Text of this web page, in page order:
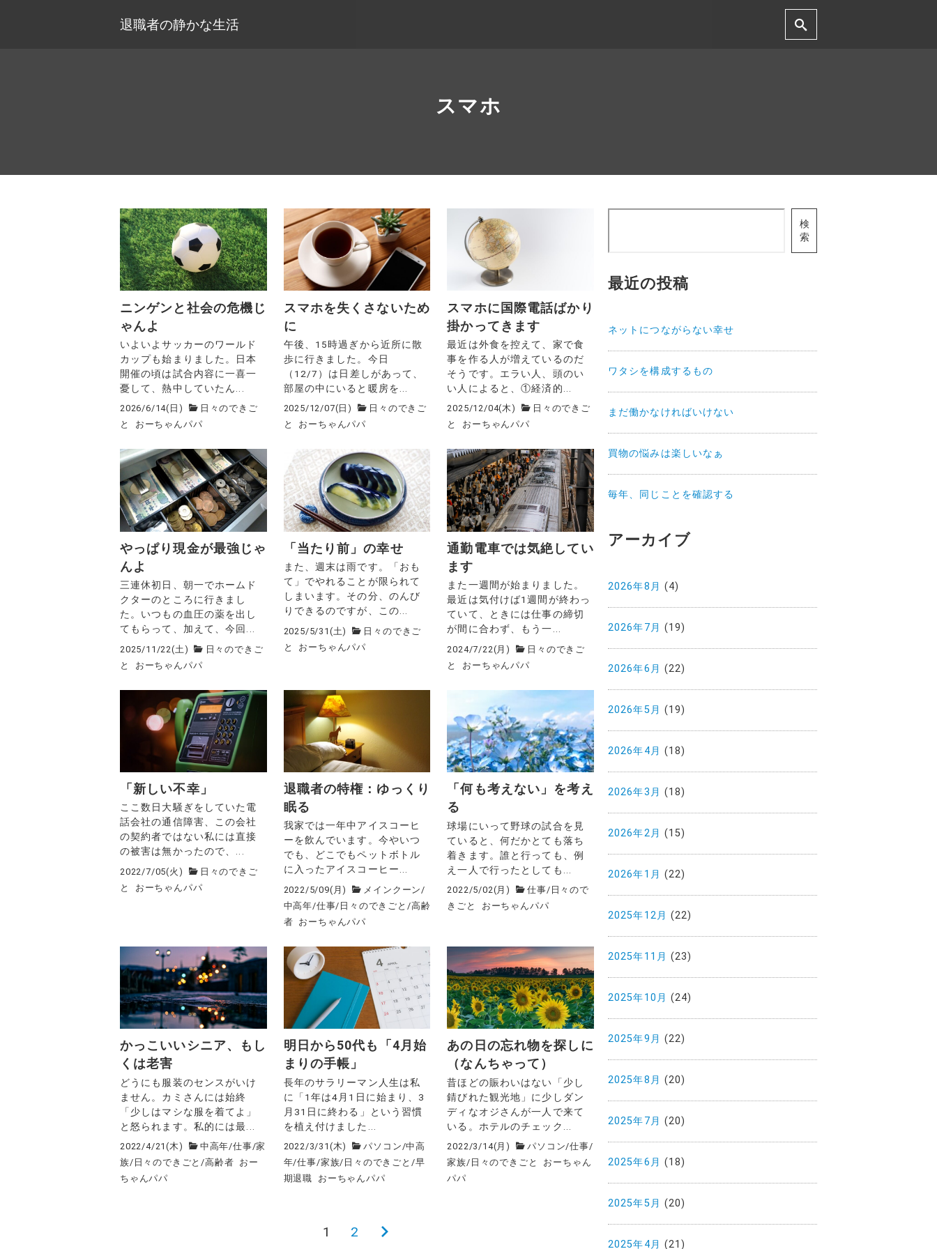
退職者の静かな生活
スマホ
ニンゲンと社会の危機じ
ゃんよ
いよいよサッカーのワールド
カップも始まりました。日本
開催の頃は試合内容に一喜一
憂して、熱中していたん...
2026/6/14(日)
日々のできご
と
おーちゃんパパ
スマホを失くさないため
に
午後、15時過ぎから近所に散
歩に行きました。今日
（12/7）は日差しがあって、
部屋の中にいると暖房を...
2025/12/07(日)
日々のできご
と
おーちゃんパパ
スマホに国際電話ばかり
掛かってきます
最近は外食を控えて、家で食
事を作る人が増えているのだ
そうです。エラい人、頭のい
い人によると、①経済的...
2025/12/04(木)
日々のできご
と
おーちゃんパパ
やっぱり現金が最強じゃ
んよ
三連休初日、朝一でホームド
クターのところに行きまし
た。いつもの血圧の薬を出し
てもらって、加えて、今回...
2025/11/22(土)
日々のできご
と
おーちゃんパパ
「当たり前」の幸せ
また、週末は雨です。「おも
て」でやれることが限られて
しまいます。その分、のんび
りできるのですが、この...
2025/5/31(土)
日々のできご
と
おーちゃんパパ
通勤電車では気絶してい
ます
また一週間が始まりました。
最近は気付けば1週間が終わっ
ていて、ときには仕事の締切
が間に合わず、もう一...
2024/7/22(月)
日々のできご
と
おーちゃんパパ
「新しい不幸」
ここ数日大騒ぎをしていた電
話会社の通信障害、この会社
の契約者ではない私には直接
の被害は無かったので、...
2022/7/05(火)
日々のできご
と
おーちゃんパパ
退職者の特権：ゆっくり
眠る
我家では一年中アイスコーヒ
ーを飲んでいます。今やいつ
でも、どこでもペットボトル
に入ったアイスコーヒー...
2022/5/09(月) メインクーン /
中高年/仕事/ 日々のできごと /高齢
者 おーちゃんパパ
「何も考えない」を考え
る
球場にいって野球の試合を見
ていると、何だかとても落ち
着きます。誰と行っても、例
え一人で行ったとしても...
2022/5/02(月) 仕事/ 日々ので
きごと
おーちゃんパパ
かっこいいシニア、もし
くは老害
どうにも服装のセンスがいけ
ません。カミさんには始終
「少しはマシな服を着てよ」
と怒られます。私的には最...
2022/4/21(木) 中高年/仕事/家
族/ 日々のできごと/高齢者 おー
ちゃんパパ
明日から50代も「4月始
まりの手帳」
長年のサラリーマン人生は私
に「1年は4月1日に始まり、3
月31日に終わる」という習慣
を植え付けました...
2022/3/31(木) パソコン/中高
年/仕事/家族/ 日々のできごと /早
期退職
おーちゃんパパ
あの日の忘れ物を探しに
（なんちゃって）
昔ほどの賑わいはない「少し
錆びれた観光地」に少しダン
ディなオジさんが一人で来て
いる。ホテルのチェック...
2022/3/14(月) パソコン/仕事/
家族/ 日々のできごと
おーちゃん
パパ
1 2
次
検
索
最近の投稿
ネットにつながらない幸せ
ワタシを構成するもの
まだ働かなければいけない
買物の悩みは楽しいなぁ
毎年、同じことを確認する
アーカイブ
2026年8月 (4)
2026年7月 (19)
2026年6月 (22)
2026年5月 (19)
2026年4月 (18)
2026年3月 (18)
2026年2月 (15)
2026年1月 (22)
2025年12月 (22)
2025年11月 (23)
2025年10月 (24)
2025年9月 (22)
2025年8月 (20)
2025年7月 (20)
2025年6月 (18)
2025年5月 (20)
2025年4月 (21)